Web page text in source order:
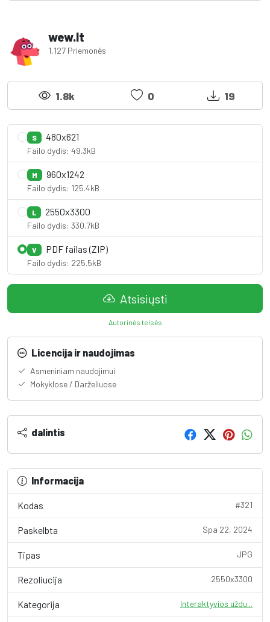
wew.lt
1,127 Priemonės
1.8k 0 19
S 480x621
Failo dydis: 49.3kB
M 960x1242
Failo dydis: 125.4kB
L 2550x3300
Failo dydis: 330.7kB
V PDF failas (ZIP)
Failo dydis: 225.5kB
Atsisiųsti
Autorinės teisės
Licencija ir naudojimas
Asmeniniam naudojimui
Mokyklose / Darželiuose
dalintis
Informacija
Kodas #321
Paskelbta Spa 22, 2024
Tipas JPG
Rezoliucija 2550x3300
Kategorija Interaktyvios uždu...